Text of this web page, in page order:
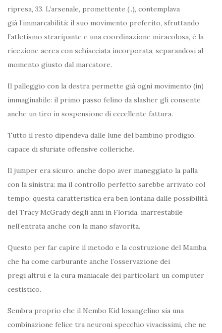
ripresa, 33. L’arsenale, promettente (..), contemplava
già l’immarcabilità: il suo movimento preferito, sfruttando
l’atletismo straripante e una coordinazione miracolosa, è la
ricezione aerea con schiacciata incorporata, separandosi al
momento giusto dal marcatore.
Il palleggio con la destra permette già ogni movimento (in)
immaginabile: il primo passo felino da slasher gli consente
anche un tiro in sospensione di eccellente fattura.
Tutto il resto dipendeva dalle lune del bambino prodigio,
capace di sfuriate offensive colleriche.
Il jumper era sicuro, anche dopo aver maneggiato la palla
con la sinistra: ma il controllo perfetto sarebbe arrivato col
tempo; questa caratteristica era ben lontana dalle possibilità
del Tracy McGrady degli anni in Florida, inarrestabile
nell’entrata anche con la mano sfavorita.
Questo per far capire il metodo e la costruzione del Mamba,
che ha come carburante anche l’osservazione dei
pregi altrui e la cura maniacale dei particolari: un computer
cestistico.
Sembra proprio che il Nembo Kid losangelino sia una
combinazione felice tra neuroni specchio vivacissimi, che ne